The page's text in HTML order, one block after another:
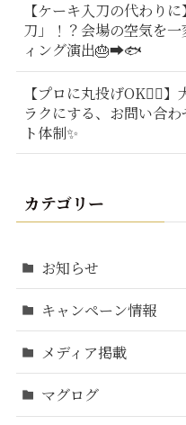
【ケーキ入刀の代わり
刀」！？会場の空気を
ィング演出🎂➡️🐟
【プロに丸投げOK🙆‍♂️
ラクにする、お問い合
ト体制✨
カテゴリー
お知らせ
キャンペーン情報
メディア掲載
マグログ